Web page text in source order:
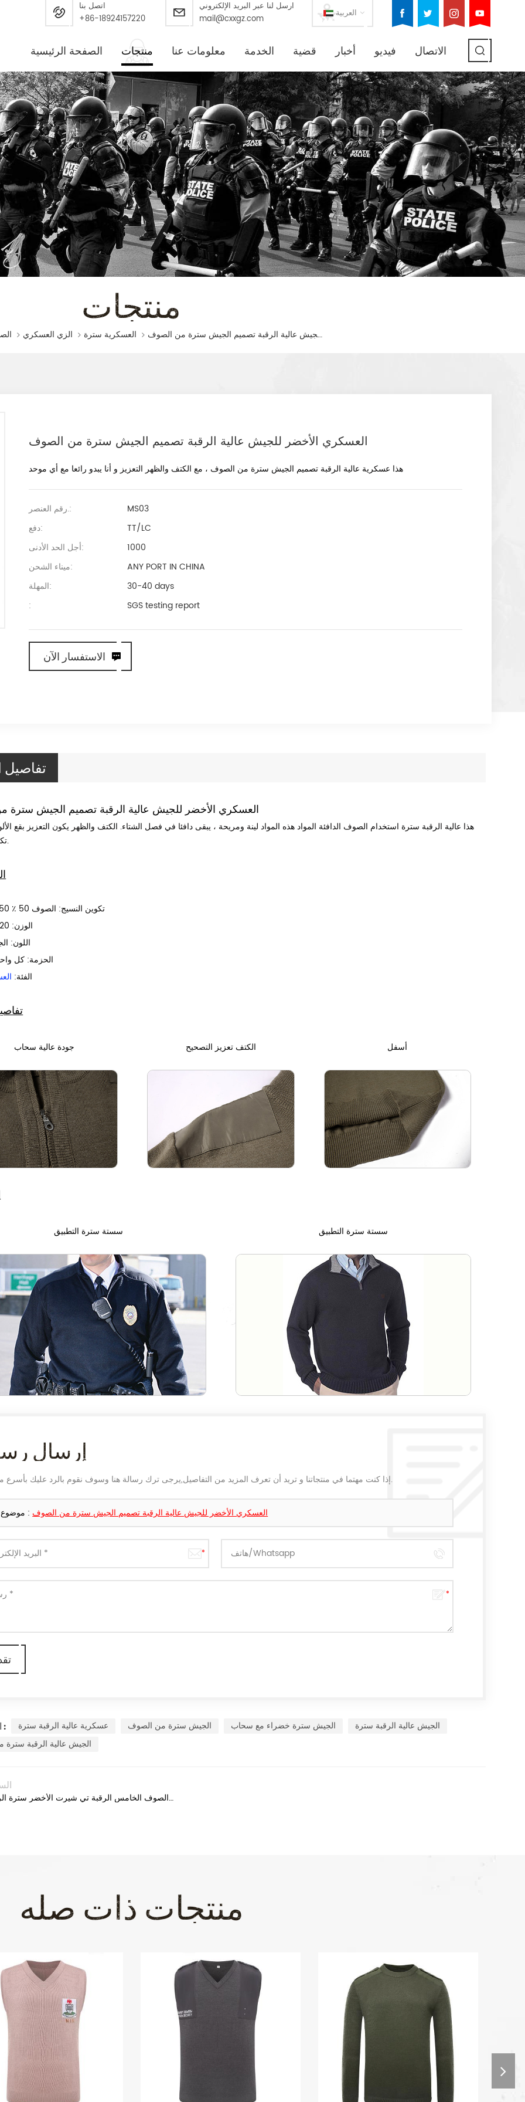
العربية
اتصل بنا
+86-18924157220
ارسل لنا عبر البريد الإلكتروني
mail@cxxgz.com
الصفحة الرئيسية منتجات معلومات عنا الخدمة قضية أخبار فيديو الاتصال
منتجات
الزي العسكري العسكرية سترة العسكري الأخضر للجيش عالية الرقبة تصميم الجيش سترة من الصوف
العسكري الأخضر للجيش عالية الرقبة تصميم الجيش سترة من الصوف
هذا عسكرية عالية الرقبة تصميم الجيش سترة من الصوف ، مع الكتف والظهر التعزيز و أنا يبدو رائعا مع أي موحد
رقم العنصر.:
MS03
دفع:
TT/LC
أجل الحد الأدنى:
1000
ميناء الشحن:
ANY PORT IN CHINA
المهلة:
30-40 days
:
SGS testing report
الاستفسار الآن
تفاصيل
العسكري الأخضر للجيش عالية الرقبة تصميم الجيش
هذا عالية الرقبة سترة استخدام الصوف الدافئة المواد هذه الموادلينة ومريحة ، يبقى دافئا في فصل الشتاء. الكتف والظهر يكون التعزيز بقع
تكون مخصصة.
تكوين النسيج: الصوف 50 ٪ 50 ٪ الاكريليك
الوزن: 620±50 غرام
اللون:
الحزمة: كل
الفئة:
جودة عالية سحاب الكتف تعزيز التصحيح أسفل
سستة سترة التطبيق سستة سترة التطبيق
إرسال
إذا كنت مهتما في منتجاتنا و تريد أن تعرف المزيد من التفاصيل,يرجى ترك رسالة هنا وسوف نقوم بالرد عليك بأسرع ما يمكن.
موضوع :العسكري الأخضر للجيش عالية الرقبة تصميم الجيش سترة من الصوف
العلامات : عسكرية عالية الرقبة سترة الجيش سترة من الصوف الجيش سترة خضراء مع سحاب
الجيش عالية الرقبة سترة
الجيش عالية الرقبة
العسكرية الصوف الخامس الرقبة تي شيرت الأخضر سترة الرجل
منتجات ذات صله